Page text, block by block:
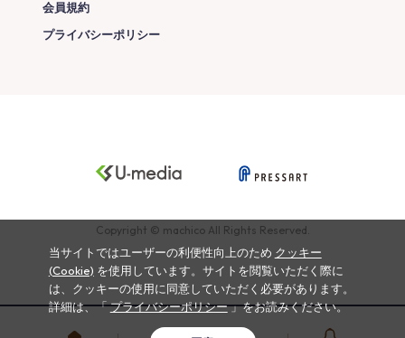
会員規約
プライバシーポリシー
Copyright © machico All Rights Reserved.
当サイトではユーザーの利便性向上のため クッキー
(Cookie) を使用しています。サイトを閲覧いただく際に
は、クッキーの使用に同意していただく必要があります。
詳細は、「プライバシーポリシー」をお読みください。